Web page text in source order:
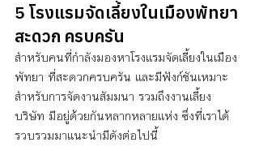
5 โรงแรมจัดเลี้ยงในเมืองพัทยา
สะดวก ครบครัน
สำหรับคนที่กำลังมองหาโรงแรมจัดเลี้ยงในเมือง
พัทยา ที่สะดวกครบครัน และมีฟังก์ชันเหมาะ
สำหรับการจัดงานสัมมนา รวมถึงงานเลี้ยง
บริษัท มีอยู่ด้วยกันหลากหลายแห่ง ซึ่งที่เราได้
รวบรวมมาแนะนำมีดังต่อไปนี้